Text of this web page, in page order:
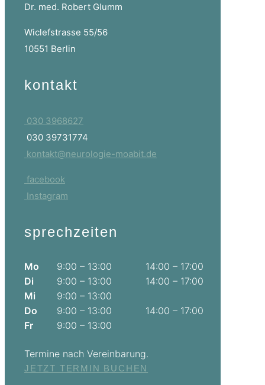
Dr. med. Robert Glumm
Wiclefstrasse 55/56
10551 Berlin
kontakt
030 3968627
030 39731774
kontakt@neurologie-moabit.de
facebook
Instagram
sprechzeiten
Mo 9:00 – 13:00
14:00 – 17:00
Di
9:00 – 13:00
14:00 – 17:00
Mi
9:00 – 13:00
Do
9:00 – 13:00
14:00 – 17:00
Fr
9:00 – 13:00
Termine nach Vereinbarung.
JETZT TERMIN BUCHEN